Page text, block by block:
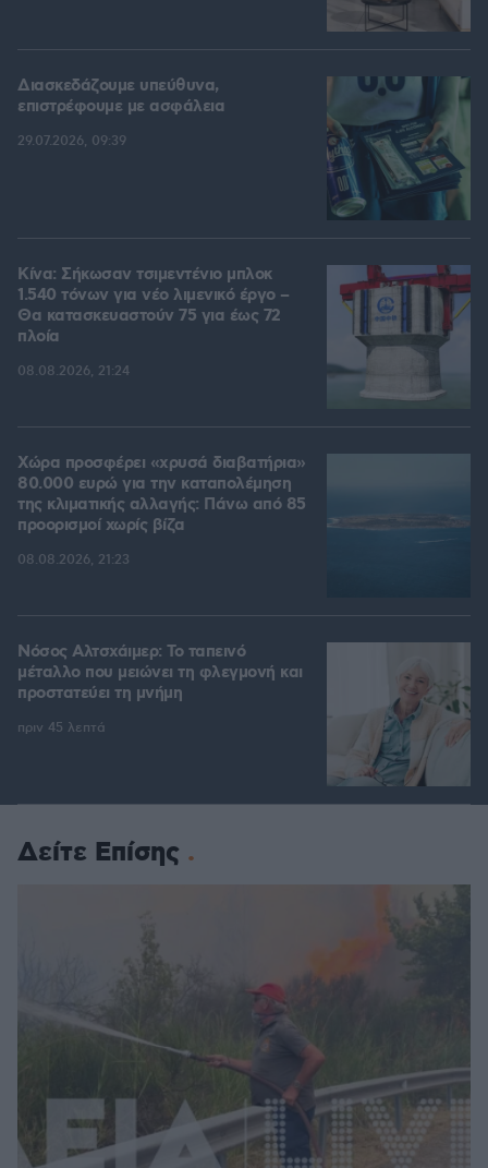
Διασκεδάζουμε υπεύθυνα,
επιστρέφουμε με ασφάλεια
29.07.2026, 09:39
Κίνα: Σήκωσαν τσιμεντένιο μπλοκ
1.540 τόνων για νέο λιμενικό έργο –
Θα κατασκευαστούν 75 για έως 72
πλοία
08.08.2026, 21:24
Χώρα προσφέρει «χρυσά διαβατήρια»
80.000 ευρώ για την καταπολέμηση
της κλιματικής αλλαγής: Πάνω από 85
προορισμοί χωρίς βίζα
08.08.2026, 21:23
Νόσος Αλτσχάιμερ: Το ταπεινό
μέταλλο που μειώνει τη φλεγμονή και
προστατεύει τη μνήμη
πριν 45 λεπτά
Δείτε Επίσης